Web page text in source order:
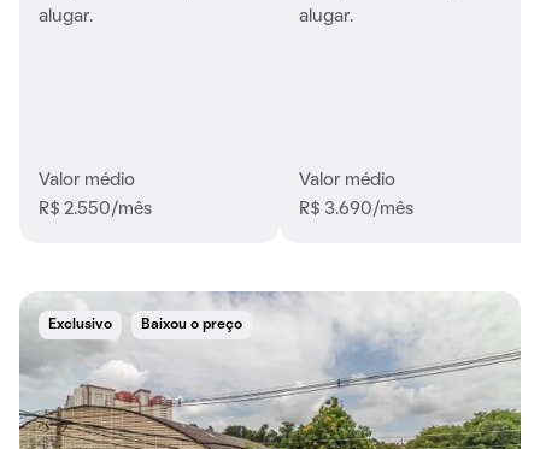
alugar.
Valor médio
R$ 2.550/mês
alugar.
Valor médio
R$ 3.690/mês
Exclusivo Baixou o preço